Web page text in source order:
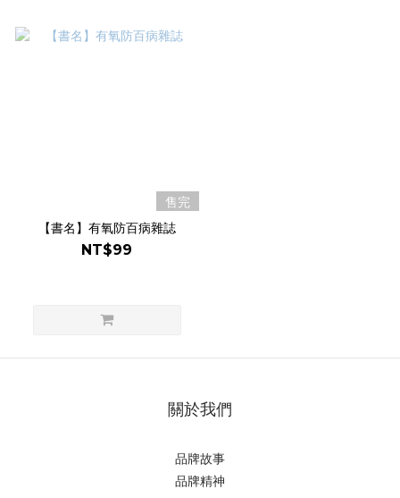
售完
【書名】有氧防百病雜誌
NT$99
關於我們
品牌故事
品牌精神